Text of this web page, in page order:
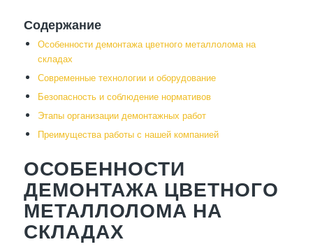
Содержание
Особенности демонтажа цветного металлолома на
складах
Современные технологии и оборудование
Безопасность и соблюдение нормативов
Этапы организации демонтажных работ
Преимущества работы с нашей компанией
ОСОБЕННОСТИ
ДЕМОНТАЖА ЦВЕТНОГО
МЕТАЛЛОЛОМА НА
СКЛАДАХ